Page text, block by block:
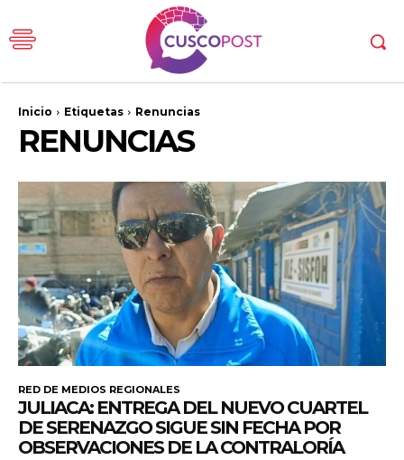
Inicio Etiquetas Renuncias
RENUNCIAS
RED DE MEDIOS REGIONALES
JULIACA: ENTREGA DEL NUEVO CUARTEL
DE SERENAZGO SIGUE SIN FECHA POR
OBSERVACIONES DE LA CONTRALORÍA